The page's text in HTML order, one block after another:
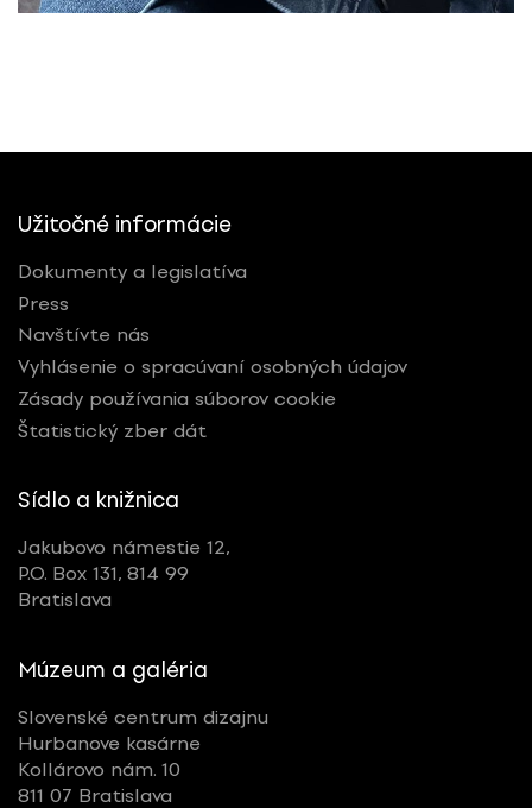
Užitočné informácie
Dokumenty a legislatíva
Press
Navštívte nás
Vyhlásenie o spracúvaní osobných údajov
Zásady používania súborov cookie
Štatistický zber dát
Sídlo a knižnica
Jakubovo námestie 12,
P.O. Box 131, 814 99
Bratislava
Múzeum a galéria
Slovenské centrum dizajnu
Hurbanove kasárne
Kollárovo nám. 10
811 07 Bratislava